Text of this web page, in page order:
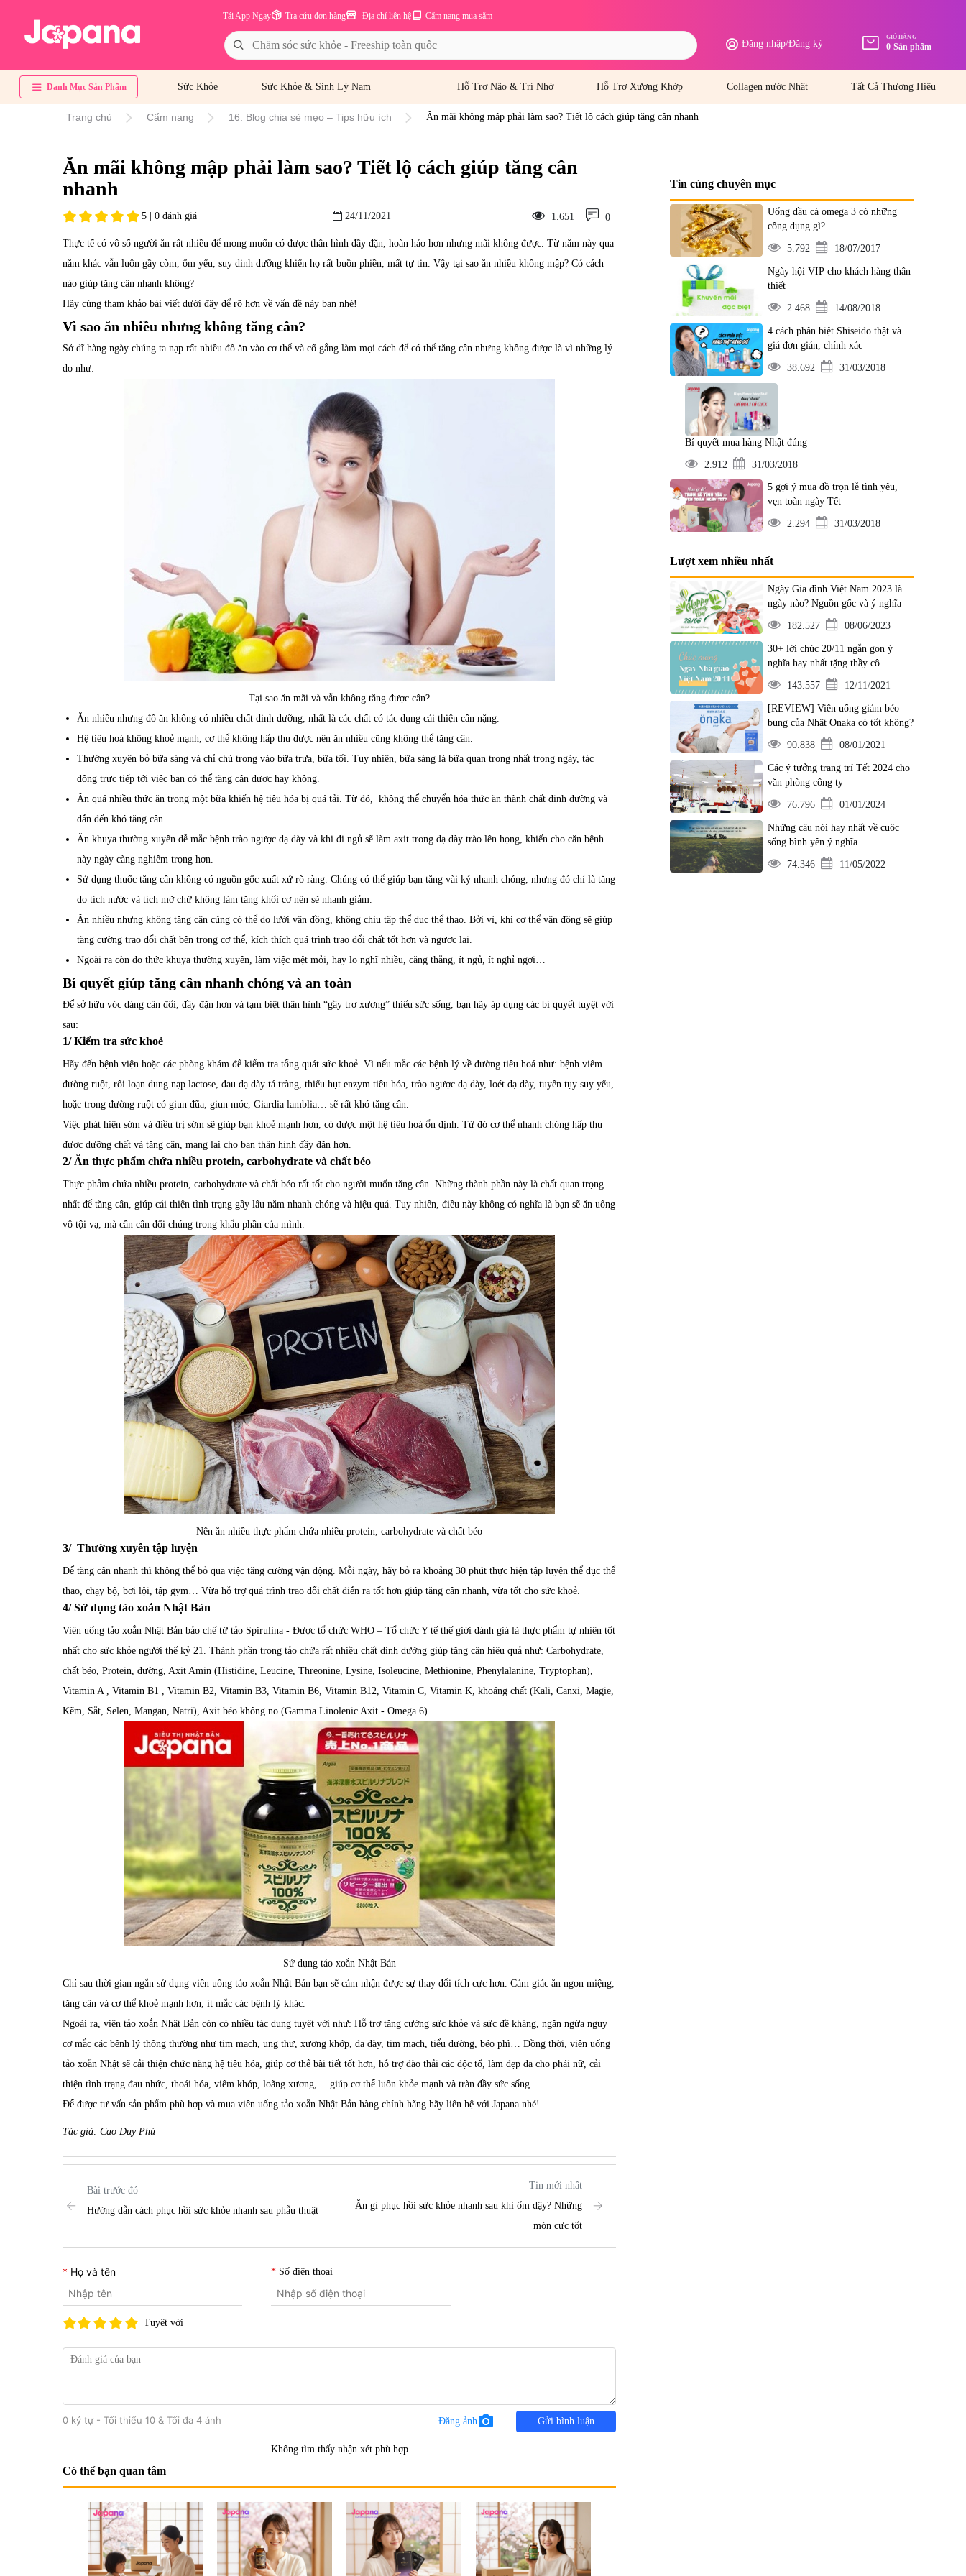
Cẩm nang mua sắm
Địa chỉ liên hệ
Tra cứu đơn hàng
Tải App Ngay
Đăng nhập/Đăng ký
GIỎ HÀNG
0 Sản phẩm
Danh Mục Sản Phẩm Sức Khỏe Sức Khỏe & Sinh Lý Nam Hỗ Trợ Não & Trí Nhớ Hỗ Trợ Xương Khớp Collagen nước Nhật Tất Cả Thương Hiệu
Trang chủ Cẩm nang 16. Blog chia sẻ mẹo – Tips hữu ích Ăn mãi không mập phải làm sao? Tiết lộ cách giúp tăng cân nhanh
Ăn mãi không mập phải làm sao? Tiết lộ cách giúp tăng cân
nhanh
5 | 0 đánh giá 24/11/2021 1.651 0
Thực tế có vô số người ăn rất nhiều để mong muốn có được thân hình đầy đặn, hoàn hảo hơn nhưng mãi không được. Từ năm này qua
năm khác vẫn luôn gầy còm, ốm yếu, suy dinh dưỡng khiến họ rất buồn phiền, mất tự tin. Vậy tại sao ăn nhiều không mập? Có cách
nào giúp tăng cân nhanh không?
Hãy cùng tham khảo bài viết dưới đây để rõ hơn về vấn đề này bạn nhé!
Vì sao ăn nhiều nhưng không tăng cân?
Sở dĩ hàng ngày chúng ta nạp rất nhiều đồ ăn vào cơ thể và cố gắng làm mọi cách để có thể tăng cân nhưng không được là vì những lý
do như:
Tại sao ăn mãi và vẫn không tăng được cân?
Ăn nhiều nhưng đồ ăn không có nhiều chất dinh dưỡng, nhất là các chất có tác dụng cải thiện cân nặng.
Hệ tiêu hoá không khoẻ mạnh, cơ thể không hấp thu được nên ăn nhiều cũng không thể tăng cân.
Thường xuyên bỏ bữa sáng và chỉ chú trọng vào bữa trưa, bữa tối. Tuy nhiên, bữa sáng là bữa quan trọng nhất trong ngày, tác
động trực tiếp tới việc bạn có thể tăng cân được hay không.
Ăn quá nhiều thức ăn trong một bữa khiến hệ tiêu hóa bị quá tải. Từ đó, không thể chuyển hóa thức ăn thành chất dinh dưỡng và
dẫn đến khó tăng cân.
Ăn khuya thường xuyên dễ mắc bệnh trào ngược dạ dày và khi đi ngủ sẽ làm axit trong dạ dày trào lên họng, khiến cho căn bệnh
này ngày càng nghiêm trọng hơn.
Sử dụng thuốc tăng cân không có nguồn gốc xuất xứ rõ ràng. Chúng có thể giúp bạn tăng vài ký nhanh chóng, nhưng đó chỉ là tăng
do tích nước và tích mỡ chứ không làm tăng khối cơ nên sẽ nhanh giảm.
Ăn nhiều nhưng không tăng cân cũng có thể do lười vận đồng, không chịu tập thể dục thể thao. Bởi vì, khi cơ thể vận động sẽ giúp
tăng cường trao đổi chất bên trong cơ thể, kích thích quá trình trao đổi chất tốt hơn và ngược lại.
Ngoài ra còn do thức khuya thường xuyên, làm việc mệt mỏi, hay lo nghĩ nhiều, căng thẳng, ít ngủ, ít nghỉ ngơi…
Bí quyết giúp tăng cân nhanh chóng và an toàn
Để sở hữu vóc dáng cân đối, đầy đặn hơn và tạm biệt thân hình “gầy trơ xương” thiếu sức sống, bạn hãy áp dụng các bí quyết tuyệt vời
sau:
1/ Kiểm tra sức khoẻ
Hãy đến bệnh viện hoặc các phòng khám để kiểm tra tổng quát sức khoẻ. Vì nếu mắc các bệnh lý về đường tiêu hoá như: bệnh viêm
đường ruột, rối loạn dung nạp lactose, đau dạ dày tá tràng, thiếu hụt enzym tiêu hóa, trào ngược dạ dày, loét dạ dày, tuyến tụy suy yếu,
hoặc trong đường ruột có giun đũa, giun móc, Giardia lamblia… sẽ rất khó tăng cân.
Việc phát hiện sớm và điều trị sớm sẽ giúp bạn khoẻ mạnh hơn, có được một hệ tiêu hoá ổn định. Từ đó cơ thể nhanh chóng hấp thu
được dưỡng chất và tăng cân, mang lại cho bạn thân hình đầy đặn hơn.
2/ Ăn thực phẩm chứa nhiều protein, carbohydrate và chất béo
Thực phẩm chứa nhiều protein, carbohydrate và chất béo rất tốt cho người muốn tăng cân. Những thành phần này là chất quan trọng
nhất để tăng cân, giúp cải thiện tình trạng gầy lâu năm nhanh chóng và hiệu quả. Tuy nhiên, điều này không có nghĩa là bạn sẽ ăn uống
vô tội vạ, mà cần cân đối chúng trong khẩu phần của mình.
Nên ăn nhiều thực phẩm chứa nhiều protein, carbohydrate và chất béo
3/ Thường xuyên tập luyện
Để tăng cân nhanh thì không thể bỏ qua việc tăng cường vận động. Mỗi ngày, hãy bỏ ra khoảng 30 phút thực hiện tập luyện thể dục thể
thao, chạy bộ, bơi lội, tập gym… Vừa hỗ trợ quá trình trao đổi chất diễn ra tốt hơn giúp tăng cân nhanh, vừa tốt cho sức khoẻ.
4/ Sử dụng tảo xoắn Nhật Bản
Viên uống tảo xoắn Nhật Bản bảo chế từ tảo Spirulina - Được tổ chức WHO – Tổ chức Y tế thế giới đánh giá là thực phẩm tự nhiên tốt
nhất cho sức khỏe người thế kỷ 21. Thành phần trong tảo chứa rất nhiều chất dinh dưỡng giúp tăng cân hiệu quả như: Carbohydrate,
chất béo, Protein, đường, Axit Amin (Histidine, Leucine, Threonine, Lysine, Isoleucine, Methionine, Phenylalanine, Tryptophan),
Vitamin A , Vitamin B1 , Vitamin B2, Vitamin B3, Vitamin B6, Vitamin B12, Vitamin C, Vitamin K, khoáng chất (Kali, Canxi, Magie,
Kẽm, Sắt, Selen, Mangan, Natri), Axit béo không no (Gamma Linolenic Axit - Omega 6)...
Sử dụng tảo xoắn Nhật Bản
Chỉ sau thời gian ngắn sử dụng viên uống tảo xoắn Nhật Bản bạn sẽ cảm nhận được sự thay đổi tích cực hơn. Cảm giác ăn ngon miệng,
tăng cân và cơ thể khoẻ mạnh hơn, ít mắc các bệnh lý khác.
Ngoài ra, viên tảo xoắn Nhật Bản còn có nhiều tác dụng tuyệt vời như: Hỗ trợ tăng cường sức khỏe và sức đề kháng, ngăn ngừa nguy
cơ mắc các bệnh lý thông thường như tim mạch, ung thư, xương khớp, dạ dày, tim mạch, tiểu đường, béo phì… Đồng thời, viên uống
tảo xoắn Nhật sẽ cải thiện chức năng hệ tiêu hóa, giúp cơ thể bài tiết tốt hơn, hỗ trợ đào thải các độc tố, làm đẹp da cho phái nữ, cải
thiện tình trạng đau nhức, thoái hóa, viêm khớp, loãng xương,… giúp cơ thể luôn khỏe mạnh và tràn đầy sức sống.
Để được tư vấn sản phẩm phù hợp và mua viên uống tảo xoắn Nhật Bản hàng chính hãng hãy liên hệ với Japana nhé!
Tác giả: Cao Duy Phú
Bài trước đó
Hướng dẫn cách phục hồi sức khỏe nhanh sau phẫu thuật
Tin mới nhất
Ăn gì phục hồi sức khỏe nhanh sau khi ốm dậy? Những
món cực tốt
Họ và tên Số điện thoại
Tuyệt vời
0 ký tự - Tối thiểu 10 & Tối đa 4 ảnh Đăng ảnh photo_camera Gửi bình luận
Không tìm thấy nhận xét phù hợp
Có thể bạn quan tâm
Tin cùng chuyên mục
Uống dầu cá omega 3 có những
công dụng gì?
5.792 18/07/2017
Ngày hội VIP cho khách hàng thân
thiết
2.468 14/08/2018
4 cách phân biệt Shiseido thật và
giả đơn giản, chính xác
38.692 31/03/2018
Bí quyết mua hàng Nhật đúng
2.912 31/03/2018
5 gợi ý mua đồ trọn lễ tình yêu,
vẹn toàn ngày Tết
2.294 31/03/2018
Lượt xem nhiều nhất
Ngày Gia đình Việt Nam 2023 là
ngày nào? Nguồn gốc và ý nghĩa
182.527 08/06/2023
30+ lời chúc 20/11 ngắn gọn ý
nghĩa hay nhất tặng thầy cô
143.557 12/11/2021
[REVIEW] Viên uống giảm béo
bụng của Nhật Onaka có tốt không?
90.838 08/01/2021
Các ý tưởng trang trí Tết 2024 cho
văn phòng công ty
76.796 01/01/2024
Những câu nói hay nhất về cuộc
sống bình yên ý nghĩa
74.346 11/05/2022